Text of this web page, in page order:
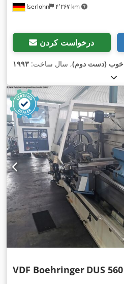
Iserlohn ۴٬۲۶۷ km
درخواست کردن
خوب (دست دوم), سال ساخت: ۱۹۹۳
VDF Boehringer DUS 560